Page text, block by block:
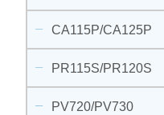
CA115P/CA125P
PR115S/PR120S
PV720/PV730